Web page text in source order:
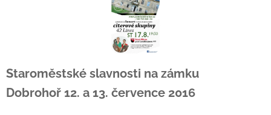
Staroměstské slavnosti na zámku
Dobrohoř 12. a 13. července 2016